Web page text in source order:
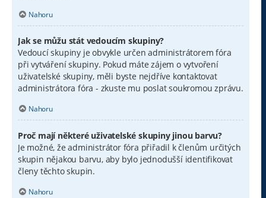
Nahoru
Jak se můžu stát vedoucím skupiny?
Vedoucí skupiny je obvykle určen administrátorem fóra
při vytváření skupiny. Pokud máte zájem o vytvoření
uživatelské skupiny, měli byste nejdříve kontaktovat
administrátora fóra - zkuste mu poslat soukromou zprávu.
Nahoru
Proč mají některé uživatelské skupiny jinou barvu?
Je možné, že administrátor fóra přiřadil k členům určitých
skupin nějakou barvu, aby bylo jednodušší identifikovat
členy těchto skupin.
Nahoru